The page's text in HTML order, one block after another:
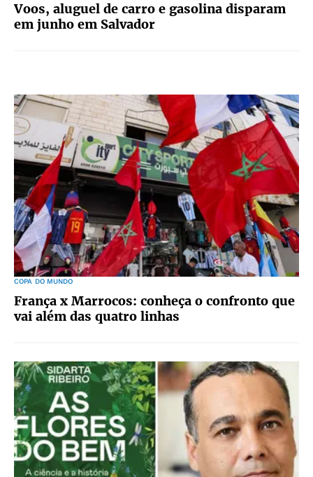
Voos, aluguel de carro e gasolina disparam
em junho em Salvador
COPA DO MUNDO
França x Marrocos: conheça o confronto que
vai além das quatro linhas